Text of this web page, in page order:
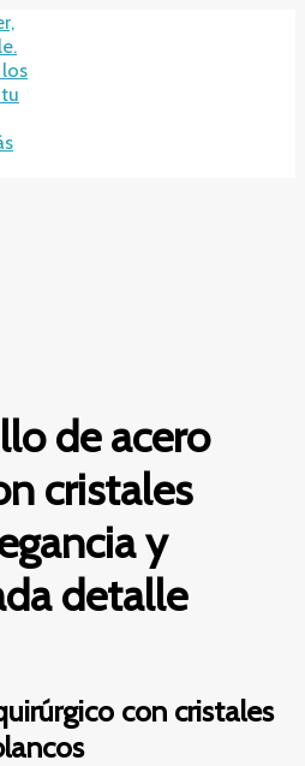
de acero
cristales
y
detalle
con cristales